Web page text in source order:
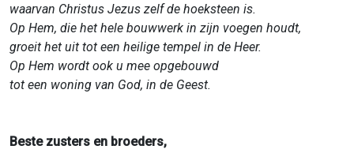
waarvan Christus Jezus zelf de hoeksteen is.
Op Hem, die het hele bouwwerk in zijn voegen houdt,
groeit het uit tot een heilige tempel in de Heer.
Op Hem wordt ook u mee opgebouwd
tot een woning van God, in de Geest.
Beste zusters en broeders,